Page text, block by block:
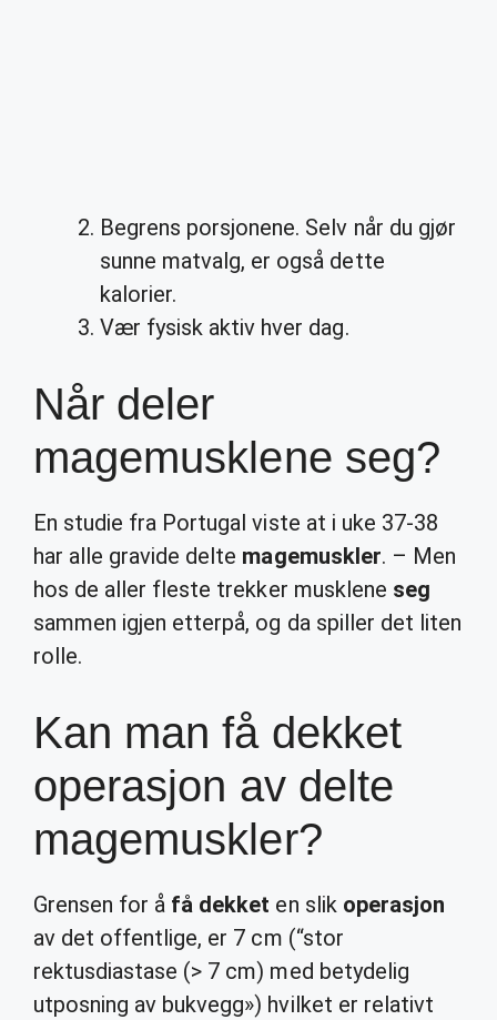
Begrens porsjonene. Selv når du gjør
sunne matvalg, er også dette
kalorier.
Vær fysisk aktiv hver dag.
Når deler
magemusklene seg?
En studie fra Portugal viste at i uke 37-38
har alle gravide delte magemuskler. – Men
hos de aller fleste trekker musklene seg
sammen igjen etterpå, og da spiller det liten
rolle.
Kan man få dekket
operasjon av delte
magemuskler?
Grensen for å få dekket en slik operasjon
av det offentlige, er 7 cm (“stor
rektusdiastase (> 7 cm) med betydelig
utposning av bukvegg») hvilket er relativt